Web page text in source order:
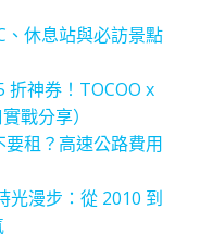
、休息站與必訪景點
折神券！TOCOO x
戰分享）
要租？高速公路費用
光漫步：從 2010 到